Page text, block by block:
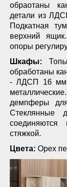
обраотаны
детали из
Подкатная
верхний
опоры
Шкафы:
обработаны
- ЛДСП 16
демпферы
Стеклянные
соединяются
стяжкой.
Цвета: Орех